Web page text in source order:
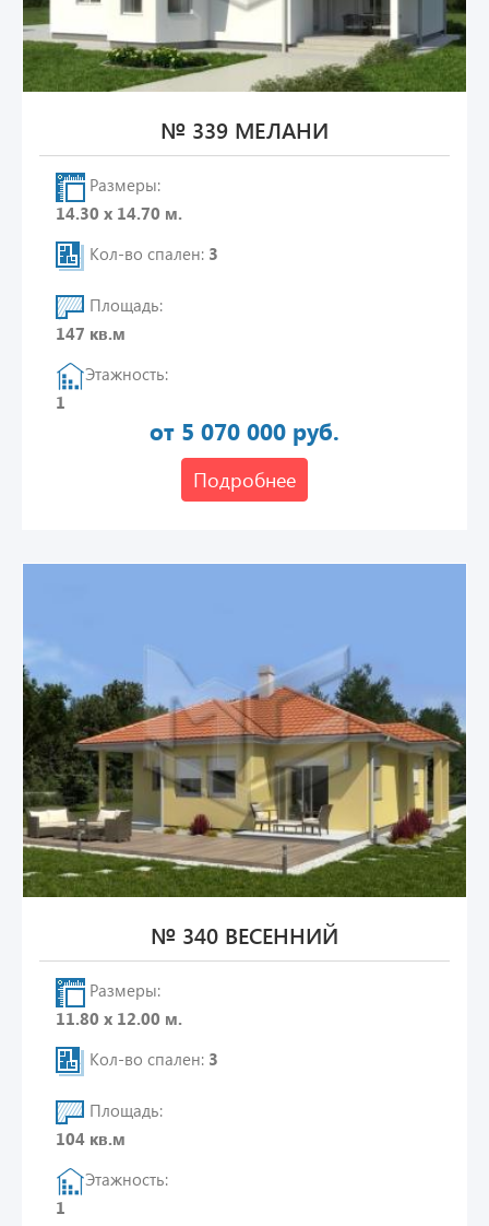
№ 339 МЕЛАНИ
Размеры:
14.30 х 14.70 м.
Кол-во спален: 3
Площадь:
147 кв.м
Этажность:
1
от 5 070 000 руб.
Подробнее
№ 340 ВЕСЕННИЙ
Размеры:
11.80 х 12.00 м.
Кол-во спален: 3
Площадь:
104 кв.м
Этажность:
1